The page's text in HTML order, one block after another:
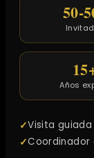
50-
Años
Visita
Coordinador